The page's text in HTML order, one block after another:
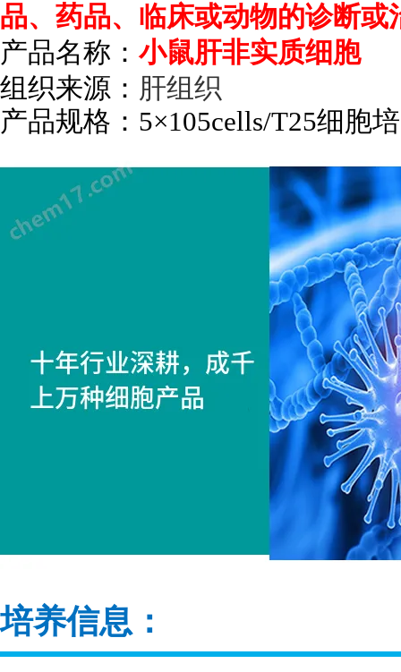
品、药品、临床或动物的诊断或
产品名称：小鼠肝非实质细胞
组织来源： 肝组织
产品规格： 5×105cells/T25细胞
培养信息：